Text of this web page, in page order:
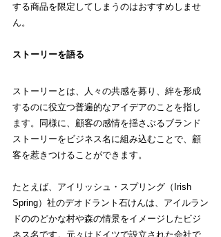
する商品を限定してしまうのはおすすめしませ
ん。
ストーリーを語る
ストーリーとは、人々の共感を募り、絆を形成
するのに役立つ普遍的なアイデアのことを指し
ます。同様に、顧客の感情を揺さぶるブランド
ストーリーをビジネス名に組み込むことで、顧
客を惹きつけることができます。
たとえば、アイリッシュ・スプリング（Irish
Spring）社のデオドラント石けんは、アイルラン
ドののどかな村や森の情景をイメージしたビジ
ネス名です。元々はドイツで設立された会社で